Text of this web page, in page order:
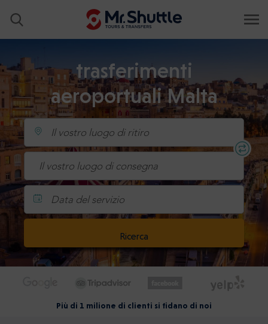
trasferimenti
aeroportuali Malta
Data del servizio
Ricerca
Più di 1 milione di clienti si fidano di noi